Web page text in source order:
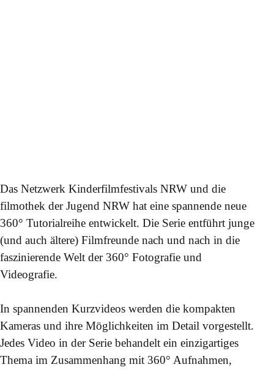
Das Netzwerk Kinderfilmfestivals NRW und die
filmothek der Jugend NRW hat eine spannende neue
360° Tutorialreihe entwickelt. Die Serie entführt junge
(und auch ältere) Filmfreunde nach und nach in die
faszinierende Welt der 360° Fotografie und
Videografie.
In spannenden Kurzvideos werden die kompakten
Kameras und ihre Möglichkeiten im Detail vorgestellt.
Jedes Video in der Serie behandelt ein einzigartiges
Thema im Zusammenhang mit 360° Aufnahmen,